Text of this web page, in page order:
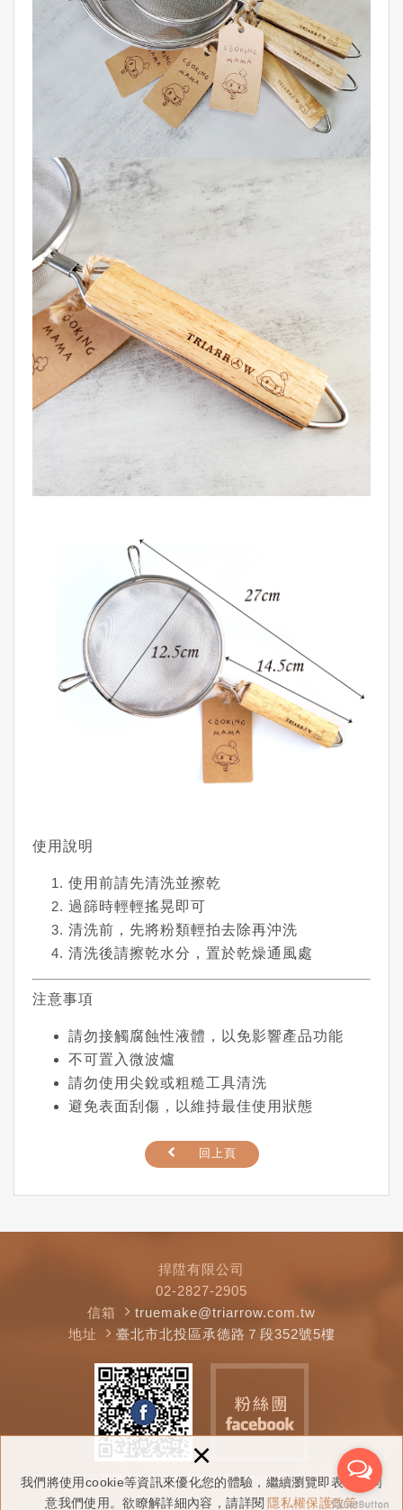
我們將使用cookie等資訊來優化您的體驗，繼續瀏覽即表示您同
意我們使用。欲瞭解詳細內容，請詳閱 隱私權保護政策
×
使用說明
使用前請先清洗並擦乾
過篩時輕輕搖晃即可
清洗前，先將粉類輕拍去除再沖洗
清洗後請擦乾水分，置於乾燥通風處
注意事項
請勿接觸腐蝕性液體，以免影響產品功能
不可置入微波爐
請勿使用尖銳或粗糙工具清洗
避免表面刮傷，以維持最佳使用狀態
回上頁
捍陞有限公司
02-2827-2905
信箱
truemake@triarrow.com.tw
地址
臺北市北投區承德路７段352號5樓
Copyright © 捍陞有限公司 All Rights Reserved. 網頁設計 : 多米諾